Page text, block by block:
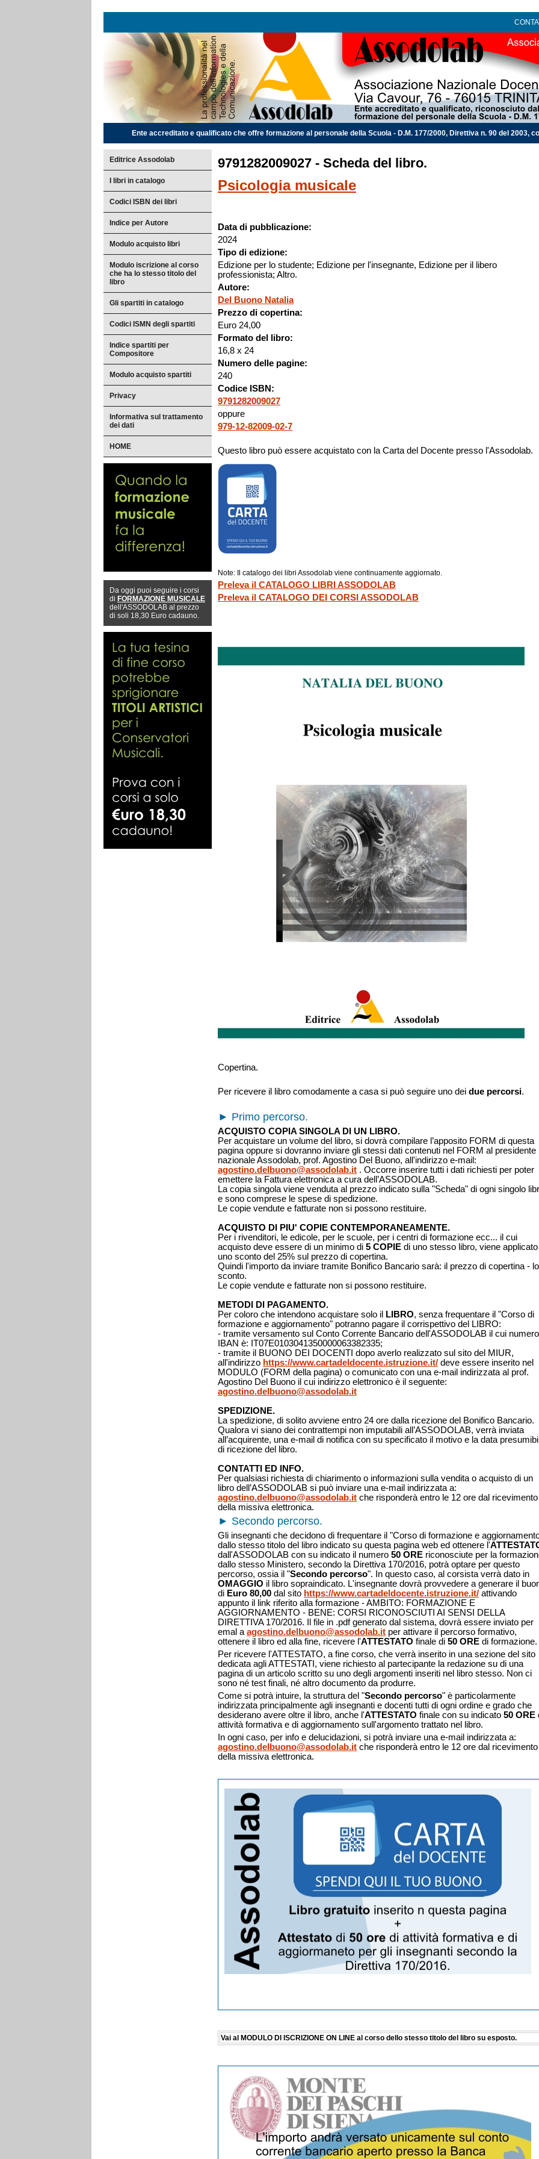
Ente accreditato e qualificato che offre formazione al personale della Scuola - D.M. 177/2000, Direttiva n. 90 del 2003,
Editrice Assodolab
I libri in catalogo
Codici ISBN dei libri
Indice per Autore
Modulo acquisto libri
Modulo iscrizione al corso
che ha lo stesso titolo del
libro
Gli spartiti in catalogo
Codici ISMN degli spartiti
Indice spartiti per
Compositore
Modulo acquisto spartiti
Privacy
Informativa sul trattamento
dei dati
HOME
Da oggi puoi seguire i corsi
di FORMAZIONE MUSICALE
dell'ASSODOLAB al prezzo
di soli 18,30 Euro cadauno.
9791282009027 - Scheda del libro.
Psicologia musicale
Data di pubblicazione:
2024
Tipo di edizione:
Edizione per lo studente; Edizione per l'insegnante, Edizione per il libero
professionista; Altro.
Autore:
Del Buono Natalia
Prezzo di copertina:
Euro 24,00
Formato del libro:
16,8 x 24
Numero delle pagine:
240
Codice ISBN:
9791282009027
oppure
979-12-82009-02-7
Questo libro può essere acquistato con la Carta del Docente presso l'Assodolab.
Note: Il catalogo dei libri Assodolab viene continuamente aggiornato.
Preleva il CATALOGO LIBRI ASSODOLAB
Preleva il CATALOGO DEI CORSI ASSODOLAB
Copertina.
Per ricevere il libro comodamente a casa si può seguire uno dei due percorsi.
► Primo percorso.
ACQUISTO COPIA SINGOLA DI UN LIBRO.
Per acquistare un volume del libro, si dovrà compilare l’apposito FORM di questa
pagina oppure si dovranno inviare gli stessi dati contenuti nel FORM al presidente
nazionale Assodolab, prof. Agostino Del Buono, all'indirizzo e-mail:
agostino.delbuono@assodolab.it . Occorre inserire tutti i dati richiesti per poter
emettere la Fattura elettronica a cura dell’ASSODOLAB.
La copia singola viene venduta al prezzo indicato sulla "Scheda" di ogni singolo
e sono comprese le spese di spedizione.
Le copie vendute e fatturate non si possono restituire.
ACQUISTO DI PIU' COPIE CONTEMPORANEAMENTE.
Per i rivenditori, le edicole, per le scuole, per i centri di formazione ecc... il cui
acquisto deve essere di un minimo di 5 COPIE di uno stesso libro, viene applicato
uno sconto del 25% sul prezzo di copertina.
Quindi l'importo da inviare tramite Bonifico Bancario sarà: il prezzo di copertina - lo
sconto.
Le copie vendute e fatturate non si possono restituire.
METODI DI PAGAMENTO.
Per coloro che intendono acquistare solo il
LIBRO, senza frequentare il "Corso di
formazione e aggiornamento" potranno pagare il corrispettivo del LIBRO:
- tramite versamento sul Conto Corrente Bancario dell'ASSODOLAB il cui numero
IBAN è: IT07E0103041350000063382335;
- tramite il BUONO DEI DOCENTI dopo averlo realizzato sul sito del MIUR,
all'indirizzo https://www.cartadeldocente.istruzione.it/ deve essere inserito nel
MODULO (FORM della pagina) o comunicato con una e-mail indirizzata al prof.
Agostino Del Buono il cui indirizzo elettronico è il seguente:
agostino.delbuono@assodolab.it
SPEDIZIONE.
La spedizione, di solito avviene entro 24 ore dalla ricezione del Bonifico Bancario.
Qualora vi siano dei contrattempi non imputabili all’ASSODOLAB, verrà inviata
all’acquirente, una e-mail di notifica con su specificato il motivo e la data
di ricezione del libro.
CONTATTI ED INFO.
Per qualsiasi richiesta di chiarimento o informazioni sulla vendita o acquisto di un
libro dell’ASSODOLAB si può inviare una e-mail indirizzata a:
agostino.delbuono@assodolab.it che risponderà entro le 12 ore dal ricevimento
della missiva elettronica.
► Secondo percorso.
Gli insegnanti che decidono di frequentare il "Corso di formazione e
dallo stesso titolo del libro indicato su questa pagina web ed ottenere l'
dall'ASSODOLAB con su indicato il numero 50 ORE riconosciute per la
dallo stesso Ministero, secondo la Direttiva 170/2016, potrà optare per questo
percorso, ossia il "Secondo percorso". In questo caso, al corsista verrà dato in
OMAGGIO il libro sopraindicato. L'insegnante dovrà provvedere a generare il
di Euro 80,00 dal sito https://www.cartadeldocente.istruzione.it/ attivando
appunto il link riferito alla formazione - AMBITO: FORMAZIONE E
AGGIORNAMENTO - BENE: CORSI RICONOSCIUTI AI SENSI DELLA
DIRETTIVA 170/2016. Il file in .pdf generato dal sistema, dovrà essere inviato per
emal a agostino.delbuono@assodolab.it per attivare il percorso formativo,
ottenere il libro ed alla fine, ricevere l'ATTESTATO finale di 50 ORE di formazione.
Per ricevere l'ATTESTATO, a fine corso, che verrà inserito in una sezione del sito
dedicata agli ATTESTATI, viene richiesto al partecipante la redazione su di una
pagina di un articolo scritto su uno degli argomenti inseriti nel libro stesso. Non ci
sono né test finali, né altro documento da produrre.
Come si potrà intuire, la struttura del "Secondo percorso" è particolarmente
indirizzata principalmente agli insegnanti e docenti tutti di ogni ordine e grado che
desiderano avere oltre il libro, anche l'ATTESTATO finale con su indicato 50 ORE
attività formativa e di aggiornamento sull'argomento trattato nel libro.
In ogni caso, per info e delucidazioni, si potrà inviare una e-mail indirizzata a:
agostino.delbuono@assodolab.it che risponderà entro le 12 ore dal ricevimento
della missiva elettronica.
Vai al MODULO DI ISCRIZIONE ON LINE al corso dello stesso titolo del libro su esposto.